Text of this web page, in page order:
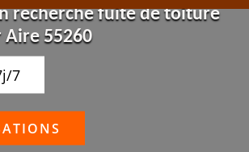
recherche fuite de toiture
Aire 55260
7